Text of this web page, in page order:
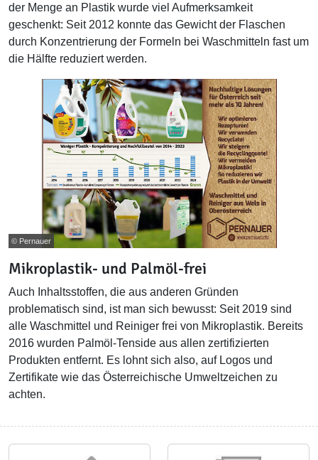
der Menge an Plastik wurde viel Aufmerksamkeit
geschenkt: Seit 2012 konnte das Gewicht der Flaschen
durch Konzentrierung der Formeln bei Waschmitteln fast um
die Hälfte reduziert werden.
© Pernauer
Mikroplastik- und Palmöl-frei
Auch Inhaltsstoffen, die aus anderen Gründen
problematisch sind, ist man sich bewusst: Seit 2019 sind
alle Waschmittel und Reiniger frei von Mikroplastik. Bereits
2016 wurden Palmöl-Tenside aus allen zertifizierten
Produkten entfernt. Es lohnt sich also, auf Logos und
Zertifikate wie das Österreichische Umweltzeichen zu
achten.